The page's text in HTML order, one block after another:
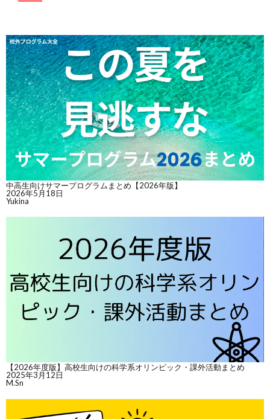
中高生向けサマープログラムまとめ【2026年版】
2026年5月18日
Yukina
【2026年度版】高校生向けの科学系オリンピック・課外活動まとめ
2025年3月12日
M.Sn